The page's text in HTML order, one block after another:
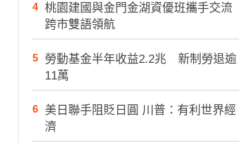
4
桃園建國與金門金湖資優班攜手交流
跨市雙語領航
5
勞動基金半年收益2.2兆 新制勞退逾
11萬
6
美日聯手阻貶日圓 川普：有利世界經
濟